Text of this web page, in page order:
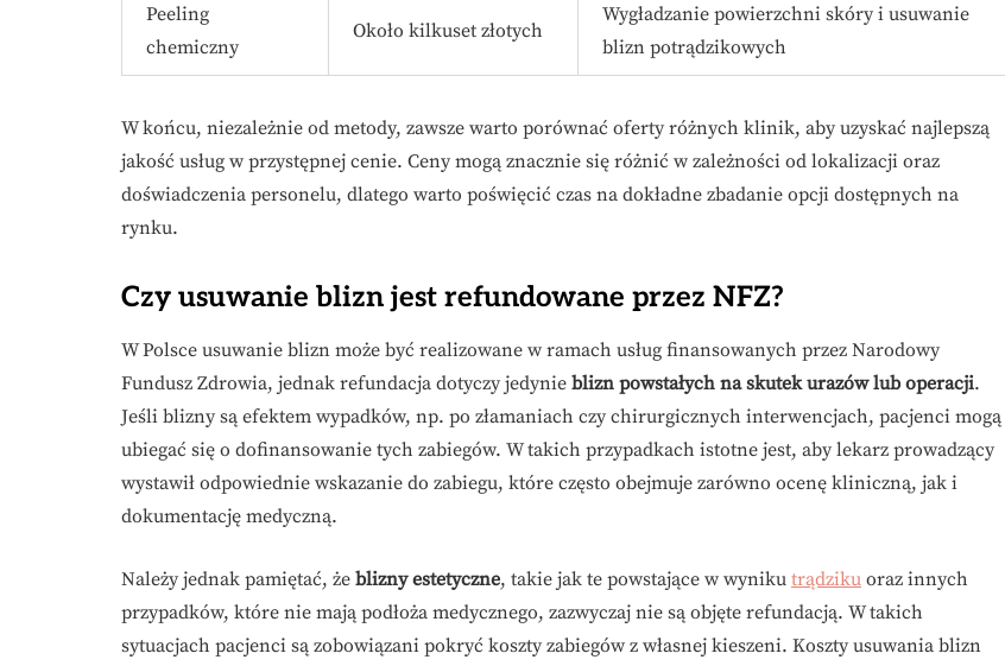
Peeling
chemiczny
Około kilkuset złotych
Wygładzanie powierzchni skóry i usuwanie
blizn potrądzikowych
W końcu, niezależnie od metody, zawsze warto porównać oferty różnych klinik, aby uzyskać najlepszą
jakość usług w przystępnej cenie. Ceny mogą znacznie się różnić w zależności od lokalizacji oraz
doświadczenia personelu, dlatego warto poświęcić czas na dokładne zbadanie opcji dostępnych na
rynku.
Czy usuwanie blizn jest refundowane przez NFZ?
W Polsce usuwanie blizn może być realizowane w ramach usług finansowanych przez Narodowy
Fundusz Zdrowia, jednak refundacja dotyczy jedynie blizn powstałych na skutek urazów lub operacji.
Jeśli blizny są efektem wypadków, np. po złamaniach czy chirurgicznych interwencjach, pacjenci mogą
ubiegać się o dofinansowanie tych zabiegów. W takich przypadkach istotne jest, aby lekarz prowadzący
wystawił odpowiednie wskazanie do zabiegu, które często obejmuje zarówno ocenę kliniczną, jak i
dokumentację medyczną.
Należy jednak pamiętać, że blizny estetyczne, takie jak te powstające w wyniku trądziku oraz innych
przypadków, które nie mają podłoża medycznego, zazwyczaj nie są objęte refundacją. W takich
sytuacjach pacjenci są zobowiązani pokryć koszty zabiegów z własnej kieszeni. Koszty usuwania blizn